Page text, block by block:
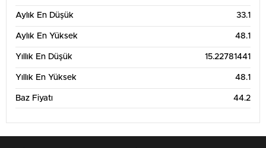
Aylık En Düşük 33.1
Aylık En Yüksek 48.1
Yıllık En Düşük 15.22781441
Yıllık En Yüksek 48.1
Baz Fiyatı 44.2